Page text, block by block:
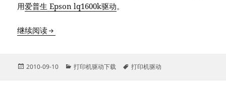
用爱普生 Epson lq1600k驱动。
继续阅读富士通/fujitsu /DPK 8x00e 驱动下载
发
2010-09-10
分
打印机驱动下载
标
打印机驱动